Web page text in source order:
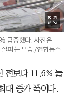
급증했다. 사진은
피는 모습./연합뉴스
전보다 11.6% 늘
대 증가 폭이다.